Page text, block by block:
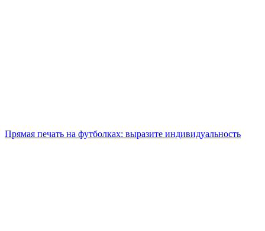
Прямая печать на футболках: выразите индивидуальность